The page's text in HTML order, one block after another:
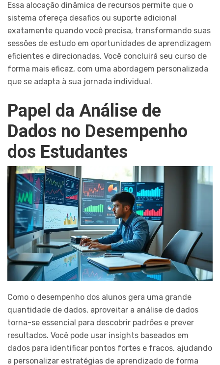
Essa alocação dinâmica de recursos permite que o
sistema ofereça desafios ou suporte adicional
exatamente quando você precisa, transformando suas
sessões de estudo em oportunidades de aprendizagem
eficientes e direcionadas. Você concluirá seu curso de
forma mais eficaz, com uma abordagem personalizada
que se adapta à sua jornada individual.
Papel da Análise de
Dados no Desempenho
dos Estudantes
Como o desempenho dos alunos gera uma grande
quantidade de dados, aproveitar a análise de dados
torna-se essencial para descobrir padrões e prever
resultados. Você pode usar insights baseados em
dados para identificar pontos fortes e fracos, ajudando
a personalizar estratégias de aprendizado de forma